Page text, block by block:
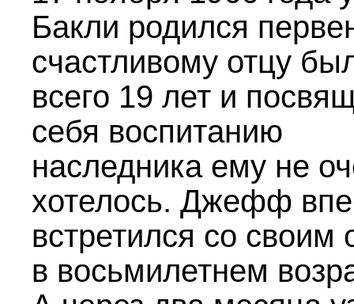
Бакли родился
счастливому отцу
всего 19 лет и
себя воспитанию
наследника ему не
хотелось. Джефф
встретился со своим
в восьмилетнем